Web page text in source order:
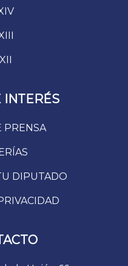
INTERÉS
PRENSA
DIPUTADO